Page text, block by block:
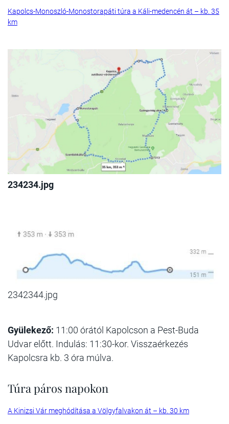
Kapolcs-Monoszló-Monostorapáti túra a Káli-medencén át – kb. 35
km
234234.jpg
2342344.jpg
Gyülekező: 11:00 órától Kapolcson a Pest-Buda
Udvar előtt. Indulás: 11:30-kor. Visszaérkezés
Kapolcsra kb. 3 óra múlva.
Túra páros napokon
A Kinizsi Vár meghódítása a Völgyfalvakon át – kb. 30 km